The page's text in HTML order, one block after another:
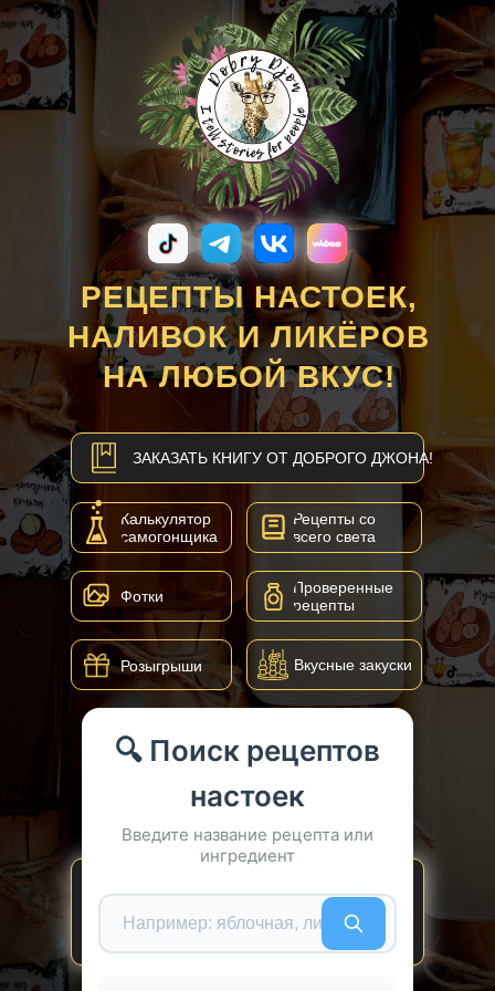
РЕЦЕПТЫНАСТОЕК,
НАЛИВОК И ЛИКЁРОВ
НА ЛЮБОЙ ВКУС!
Калькулятор
самогонщика
Рецепты со
всего света
Фотки
Проверенные
рецепты
Розыгрыши
ЗАКАЗАТЬ КНИГУ ОТ ДОБРОГО ДЖОНА!
Вкусные закуски
ВРЕДИТ ВАШЕМУ ЗДОРОВЬЮ
Сайт не предназначен для
лет
🔍 Поиск рецептов
настоек
Введите название рецепта или
ингредиент